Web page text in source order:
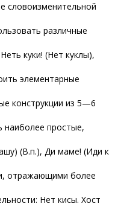
словоизменительной
различные
куки! (Нет куклы),
элементарные
конструкции из 5—6
простые,
(В.п.), Ди маме! (Иди к
отражающими более
Нет кисы. Хост